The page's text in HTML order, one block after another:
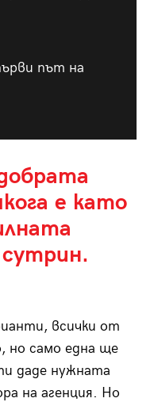
път на
е като
всички от
но само една ще
даде нужната
на агенция. Но